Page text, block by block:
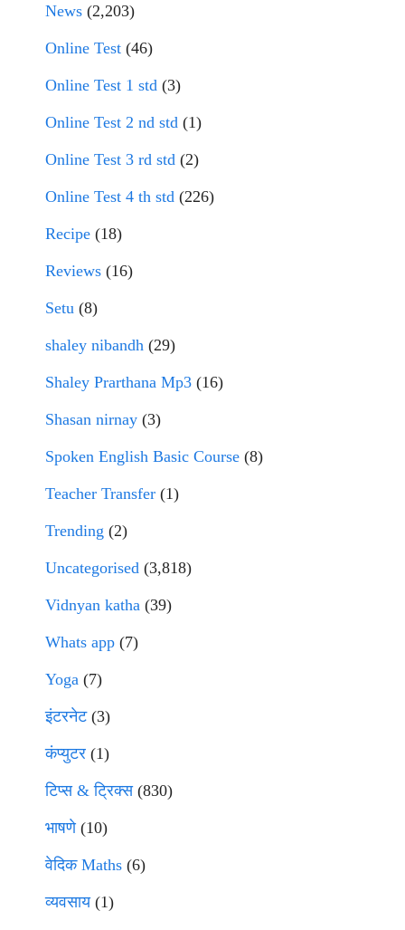
News (2,203)
Online Test (46)
Online Test 1 std (3)
Online Test 2 nd std (1)
Online Test 3 rd std (2)
Online Test 4 th std (226)
Recipe (18)
Reviews (16)
Setu (8)
shaley nibandh (29)
Shaley Prarthana Mp3 (16)
Shasan nirnay (3)
Spoken English Basic Course (8)
Teacher Transfer (1)
Trending (2)
Uncategorised (3,818)
Vidnyan katha (39)
Whats app (7)
Yoga (7)
इंटरनेट(3)
कंप्युटर (1)
टिप्स & ट्रिक्स(830)
भाषणे(10)
वेदिक Maths (6)
व्यवसाय(1)